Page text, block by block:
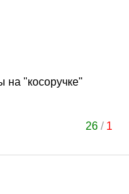
на "косоручке"
26 / 1